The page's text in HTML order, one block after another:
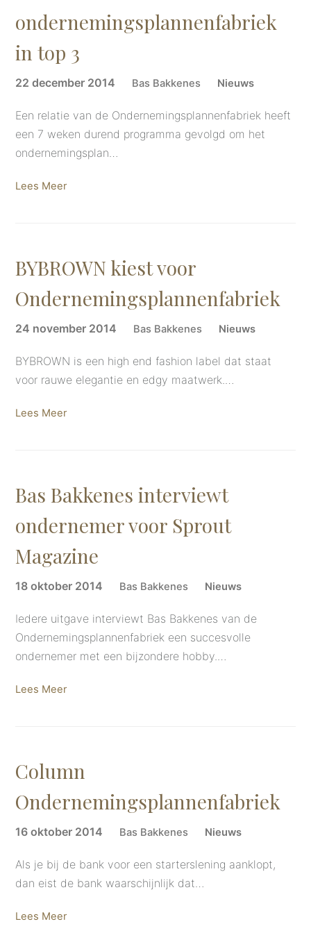
ondernemingsplannenfabriek
in top 3
22 december 2014 Bas Bakkenes Nieuws
Een relatie van de Ondernemingsplannenfabriek heeft
een 7 weken durend programma gevolgd om het
ondernemingsplan…
Lees Meer
BYBROWN kiest voor
Ondernemingsplannenfabriek
24 november 2014 Bas Bakkenes Nieuws
BYBROWN is een high end fashion label dat staat
voor rauwe elegantie en edgy maatwerk.…
Lees Meer
Bas Bakkenes interviewt
ondernemer voor Sprout
Magazine
18 oktober 2014 Bas Bakkenes Nieuws
Iedere uitgave interviewt Bas Bakkenes van de
Ondernemingsplannenfabriek een succesvolle
ondernemer met een bijzondere hobby.…
Lees Meer
Column
Ondernemingsplannenfabriek
16 oktober 2014 Bas Bakkenes Nieuws
Als je bij de bank voor een starterslening aanklopt,
dan eist de bank waarschijnlijk dat…
Lees Meer